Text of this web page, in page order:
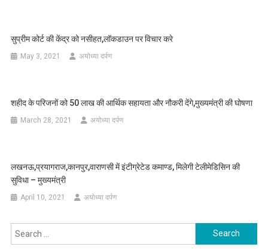
सुप्रीम कोर्ट की केंद्र को नसीहत,लॉकडाउन पर विचार करे
May 3, 2021 अयोध्या दर्पण
शहीद के परिजनों को 50 लाख की आर्थिक सहायता और नौकरी देंगे,मुख्यमंत्री की घोषणा
March 28, 2021 अयोध्या दर्पण
लखनऊ,प्रयागराज,कानपुर,वाराणसी में इंटीग्रेटेड कमाण्ड, मिलेगी टेलीमेडिसिन की
सुविधा – मुख्यमंत्री
April 10, 2021 अयोध्या दर्पण
Search
for: